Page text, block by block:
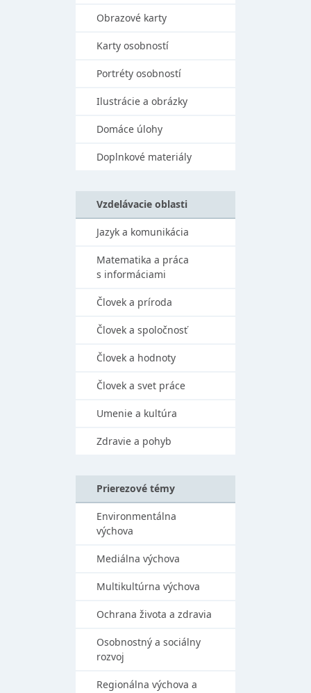
Obrazové karty
Karty osobností
Portréty osobností
Ilustrácie a obrázky
Domáce úlohy
Doplnkové materiály
Vzdelávacie oblasti
Jazyk a komunikácia
Matematika a práca
s informáciami
Človek a príroda
Človek a spoločnosť
Človek a hodnoty
Človek a svet práce
Umenie a kultúra
Zdravie a pohyb
Prierezové témy
Environmentálna
výchova
Mediálna výchova
Multikultúrna výchova
Ochrana života a zdravia
Osobnostný a sociálny
rozvoj
Regionálna výchova a